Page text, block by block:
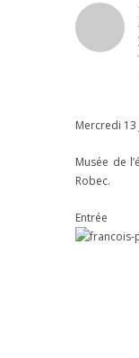
Mercredi 13
Musée de
Robec.